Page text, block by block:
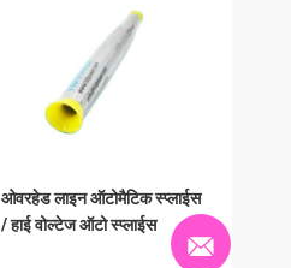
ओवरहेड लाइन ऑटोमैटिक स्प्लाईस
/ हाई वोल्टेज ऑटो स्प्लाईस